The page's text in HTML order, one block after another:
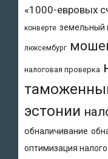
«1000-евровых
конверте земельный
люксембург
налоговая проверка
эстонии
обналичивание
оптимизация